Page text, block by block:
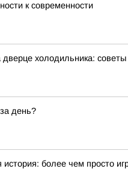
к современности
холодильника: советы
день?
более чем просто